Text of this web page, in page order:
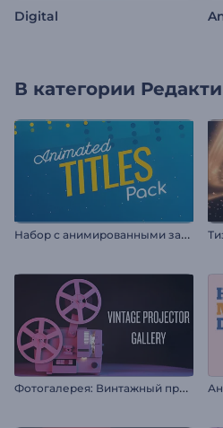
Digital
В категории
Н
абор с анимированными заголовками
Ф
отогалерея: Винтажный проектор